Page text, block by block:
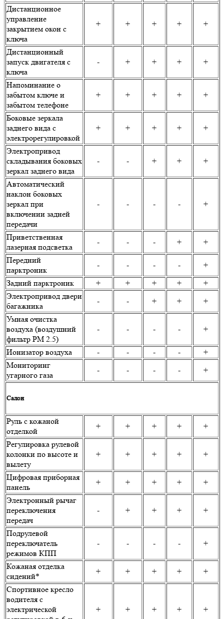
Дистанционное
управление
закрытием окон с
ключа
+ + + + +
Дистанционный
запуск двигателя с
ключа
- + + + +
Напоминание о
забытом ключе и
забытом телефоне
+ + + + +
Боковые зеркала
заднего вида с
электрорегулировкой
+ + + + +
Электропривод
складывания боковых
зеркал заднего вида
- - + + +
Автоматический
наклон боковых
зеркал при
включении задней
передачи
- - - - +
Приветственная
лазерная подсветка
- - - +
+
Передний
парктроник
- - - -
+
Задний парктроник
+ + + +
+
Электропривод двери
багажника
- - + +
+
Умная очистка
воздуха (воздушний
фильтр PM 2.5)
- - - - +
Ионизатор воздуха - - - -
+
Мониторинг
угарного газа
- - - - +
Салон
Руль с кожаной
отделкой
+ + + +
+
Регулировка рулевой
колонки по высоте и
вылету
+ + + + +
Цифровая приборная
панель
+ + + +
+
Электронный рычаг
переключения
передач
- + + + +
Подрулевой
переключатель
режимов КПП
- - - - +
Кожаная отделка
сидений*
+ + + +
+
Спортивное кресло
водителя с
электрической
+ + + + +